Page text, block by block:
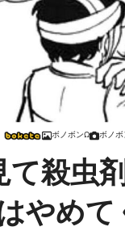
ボノボンΩ ボノ
て殺虫
やめて